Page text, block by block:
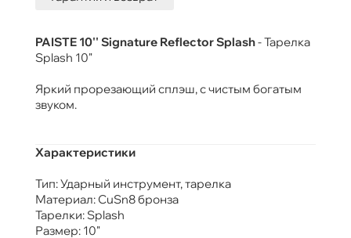
PAISTE 10'' Signature Reflector Splash- Тарелка
Splash 10"
Яркий прорезающий сплэш, с чистым богатым
звуком.
Характеристики
Тип: Ударный инструмент, тарелка
Материал: CuSn8 бронза
Тарелки: Splash
Размер: 10"